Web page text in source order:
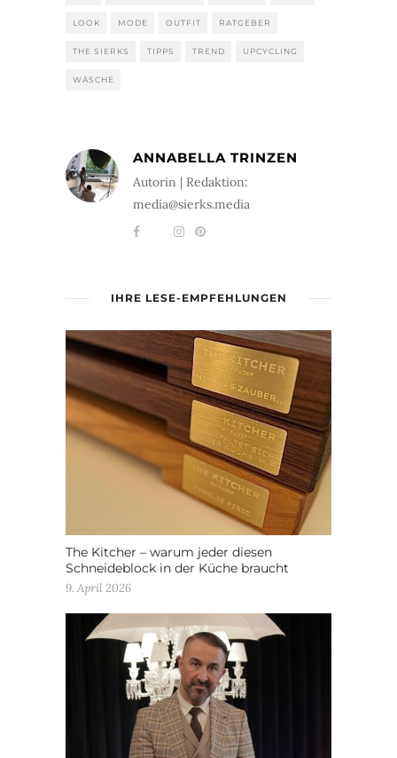
LOOK MODE OUTFIT RATGEBER
THE SIERKS TIPPS TREND UPCYCLING
WÄSCHE
ANNABELLA TRINZEN
Autorin | Redaktion:
media@sierks.media
IHRE LESE-EMPFEHLUNGEN
The Kitcher – warum jeder diesen
Schneideblock in der Küche braucht
9. April 2026